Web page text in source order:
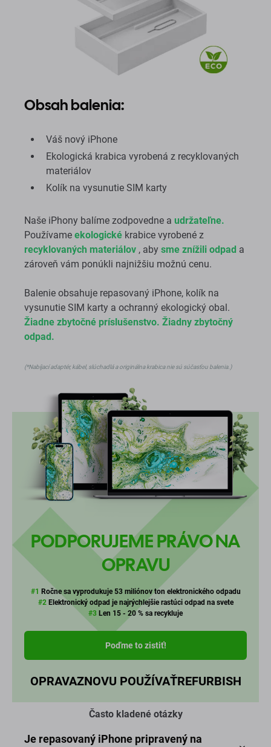
Obsah balenia:
Váš nový iPhone
Ekologická krabica vyrobená z recyklovaných
materiálov
Kolík na vysunutie SIM karty
Naše iPhony balíme zodpovedne a udržateľne.
Používame ekologické krabice vyrobené z
recyklovaných materiálov , aby sme znížili odpad a
zároveň vám ponúkli najnižšiu možnú cenu.
Balenie obsahuje repasovaný iPhone, kolík na
vysunutie SIM karty a ochranný ekologický obal.
Žiadne zbytočné príslušenstvo. Žiadny zbytočný
odpad.
(*Nabíjací adaptér, kábel, slúchadlá a originálna krabica nie sú súčasťou balenia.)
PODPORUJEME PRÁVO NA
OPRAVU
#1 Ročne sa vyprodukuje 53 miliónov ton elektronického odpadu
#2 Elektronický odpad je najrýchlejšie rastúci odpad na svete
#3 Len 15 - 20 % sa recykluje
Poďme to zistiť!
OPRAVAZNOVU POUŽÍVAŤREFURBISH
Často kladené otázky
Je repasovaný iPhone pripravený na